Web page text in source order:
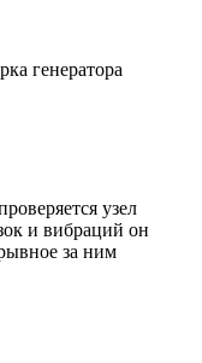
генератора
узел
и вибраций он
за ним